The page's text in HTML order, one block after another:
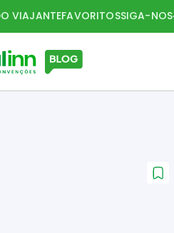
VIAJANTEFAVORITOSSIGA-NOS